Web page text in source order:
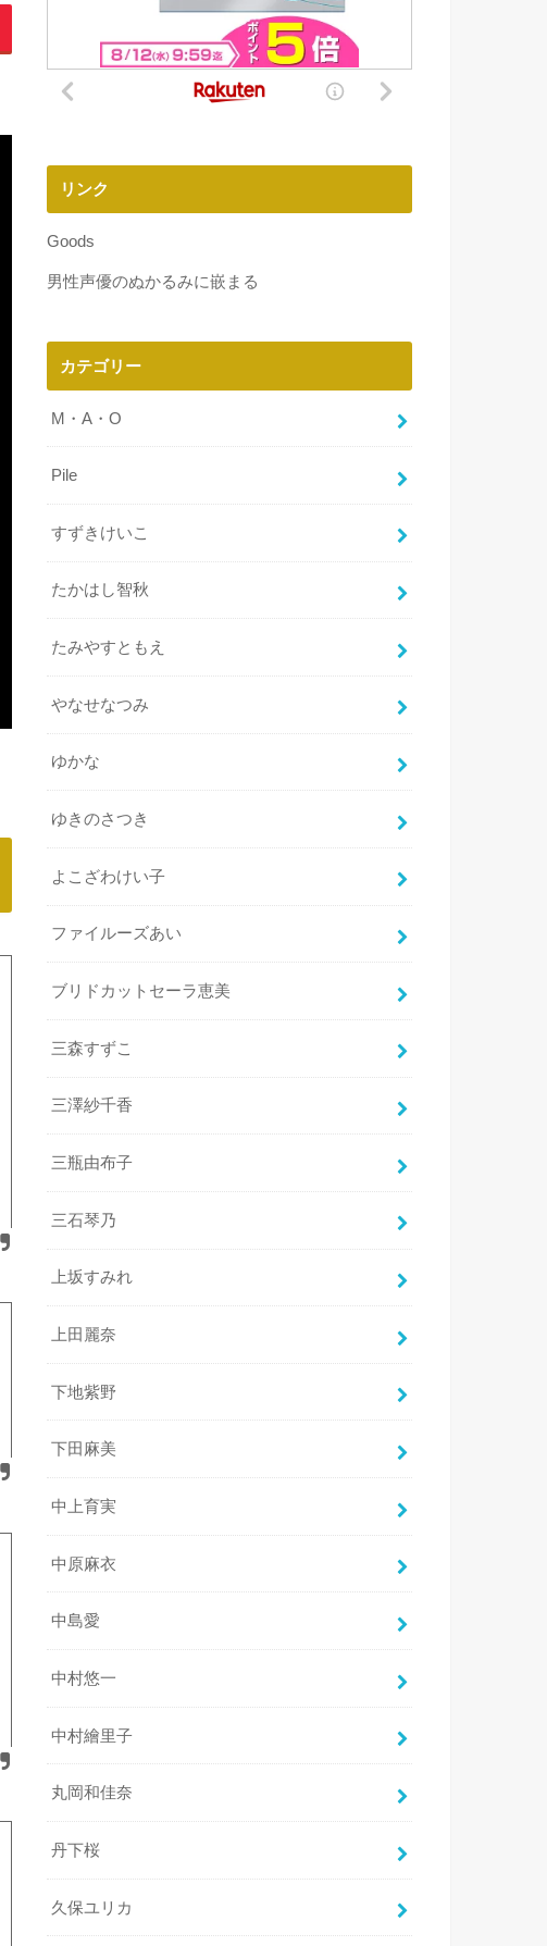
リンク
Goods
男性声優のぬかるみに嵌まる
カテゴリー
M・A・O
Pile
すずきけいこ
たかはし智秋
たみやすともえ
やなせなつみ
ゆかな
ゆきのさつき
よこざわけい子
ファイルーズあい
ブリドカットセーラ恵美
三森すずこ
三澤紗千香
三瓶由布子
三石琴乃
上坂すみれ
上田麗奈
下地紫野
下田麻美
中上育実
中原麻衣
中島愛
中村悠一
中村繪里子
丸岡和佳奈
丹下桜
久保ユリカ